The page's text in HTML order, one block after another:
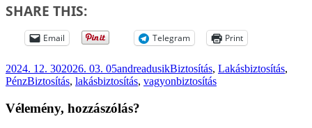
SHARE THIS:
Email Telegram Print
Közzétéve
2024. 12. 302026. 03. 05Szerző
andreadusikKategória
Biztosítás, Lakásbiztosítás,
PénzCímke
Biztosítás, lakásbiztosítás, vagyonbiztosítás
Vélemény, hozzászólás?